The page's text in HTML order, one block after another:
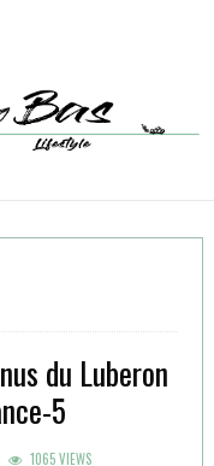
du Luberon
5
1065 VIEWS